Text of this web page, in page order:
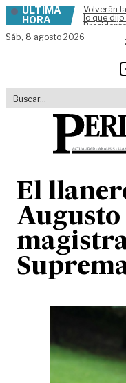
Skip to content
ÚLTIMA
HORA
Volverán
lo que
Sáb, 8 agosto 2026
El
Augusto